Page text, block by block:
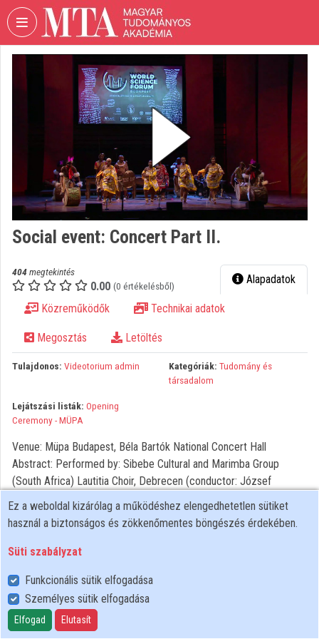
Fejléc kihagyása Menü kihagyása Tartalom kihagyása
TORIUM
TUDOMÁNYOS
Intézményi kezdőlap
Bejelentkezés
Intézményi listák
Intézmények
Közreműködők
Social event: Concert Part II.
404megtekintés
0.00 (0 értékelésből) Alapadatok
Közreműködők Technikai adatok
Megosztás Letöltés
Tulajdonos: Videotorium admin Kategóriák: Tudomány és
társadalom
Lejátszási listák: Opening
Ceremony - MÜPA
Venue: Müpa Budapest, Béla Bartók National Concert Hall
Abstract: Performed by: Sibebe Cultural and Marimba Group
(South Africa) Lautitia Choir, Debrecen (conductor: József
Nemes) (more)
Felhasználói szabályzat
Adatkezelési tájékoztató
Süti szabályzat
Ez a weboldal kizárólag a működéshez elengedhetetlen sütiket
használ a biztonságos és zökkenőmentes böngészés érdekében.
Süti szabályzat
Funkcionális sütik elfogadása
Személyes sütik elfogadása
Elfogad Elutasít